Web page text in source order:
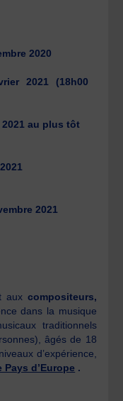
2020
2021 (18h00
2021 au plus tôt
2021
aux compositeurs,
dans la musique
traditionnels
âgés de 18
d’expérience,
Pays d’Europe .